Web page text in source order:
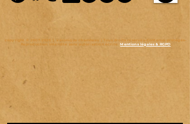
copyright © 2007-2026
| véronique chambeau | Tous droits réservés–Contenus protégés–
Reproduction interdite sans autorisation écrite.Mentions légales & RGPD